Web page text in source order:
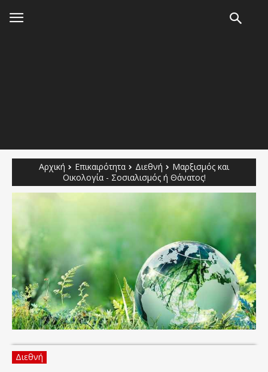
Αρχική Επικαιρότητα Διεθνή
Μαρξισμός και
Οικολογία - Σοσιαλισμός ή Θάνατος!
Διεθνή